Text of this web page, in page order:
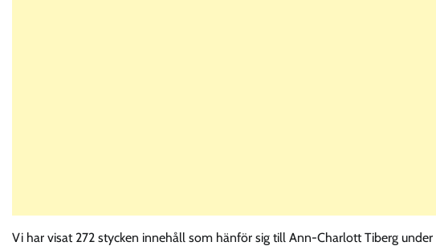
Vi har visat 272 stycken innehåll som hänför sig till Ann-Charlott Tiberg